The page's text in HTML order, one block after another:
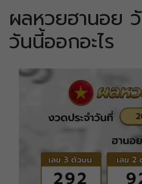
ผลหวยฮานอย
วันนี้ออกอะไร